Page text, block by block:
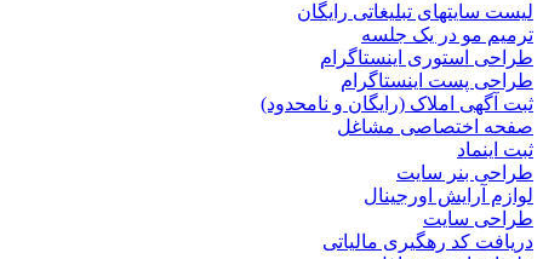
لیست سایتهای تبلیغاتی رایگان
ترمیم مو در یک جلسه
طراحی استوری اینستاگرام
طراحی پست اینستاگرام
ثبت آگهی املاک (رایگان و نامحدود)
صفحه اختصاصی مشاغل
ثبت اینماد
طراحی بنر سایت
لوازم آرایش اورجینال
طراحی سایت
دریافت کد رهگیری مالیاتی